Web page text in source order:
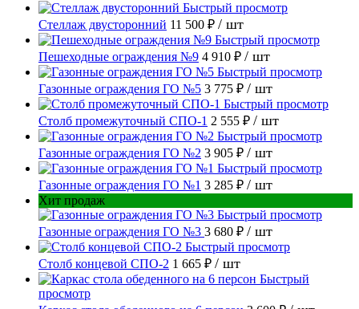
Быстрый просмотр
Стеллаж двусторонний 11 500 ₽ / шт
Быстрый просмотр
Пешеходные ограждения №9 4 910 ₽ / шт
Быстрый просмотр
Газонные ограждения ГО №5 3 775 ₽ / шт
Быстрый просмотр
Столб промежуточный СПО-1 2 555 ₽ / шт
Быстрый просмотр
Газонные ограждения ГО №2 3 905 ₽ / шт
Быстрый просмотр
Газонные ограждения ГО №1 3 285 ₽ / шт
Хит продаж
Быстрый просмотр
Газонные ограждения ГО №3 3 680 ₽ / шт
Быстрый просмотр
Столб концевой СПО-2 1 665 ₽ / шт
Быстрый
просмотр